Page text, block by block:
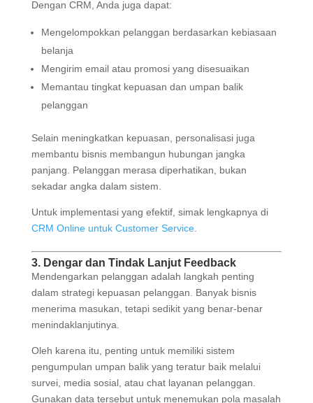
Dengan CRM, Anda juga dapat:
Mengelompokkan pelanggan berdasarkan kebiasaan
belanja
Mengirim email atau promosi yang disesuaikan
Memantau tingkat kepuasan dan umpan balik
pelanggan
Selain meningkatkan kepuasan, personalisasi juga
membantu bisnis membangun hubungan jangka
panjang. Pelanggan merasa diperhatikan, bukan
sekadar angka dalam sistem.
Untuk implementasi yang efektif, simak lengkapnya di
CRM Online untuk Customer Service.
3. Dengar dan Tindak Lanjut Feedback
Mendengarkan pelanggan adalah langkah penting
dalam strategi kepuasan pelanggan. Banyak bisnis
menerima masukan, tetapi sedikit yang benar-benar
menindaklanjutinya.
Oleh karena itu, penting untuk memiliki sistem
pengumpulan umpan balik yang teratur baik melalui
survei, media sosial, atau chat layanan pelanggan.
Gunakan data tersebut untuk menemukan pola masalah